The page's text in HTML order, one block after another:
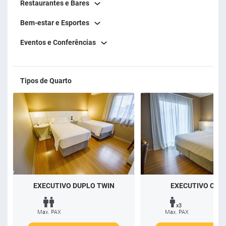
Restaurantes e Bares
Bem-estar e Esportes
Eventos e Conferências
Tipos de Quarto
EXECUTIVO DUPLO TWIN
Max. PAX
EXECUTIVO
x3
Max. PAX